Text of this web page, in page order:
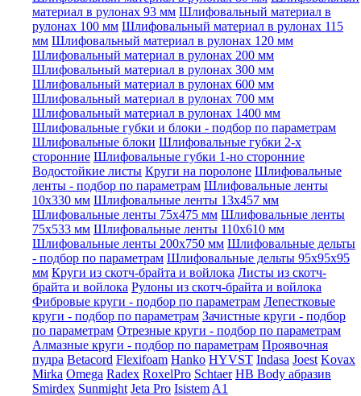
материал в рулонах 93 мм Шлифовальный материал в
рулонах 100 мм Шлифовальный материал в рулонах 115
мм Шлифовальный материал в рулонах 120 мм
Шлифовальный материал в рулонах 200 мм
Шлифовальный материал в рулонах 300 мм
Шлифовальный материал в рулонах 600 мм
Шлифовальный материал в рулонах 700 мм
Шлифовальный материал в рулонах 1400 мм
Шлифовальные губки и блоки - подбор по параметрам
Шлифовальные блоки Шлифовальные губки 2-х
сторонние Шлифовальные губки 1-но сторонние
Водостойкие листы Круги на поролоне Шлифовальные
ленты - подбор по параметрам Шлифовальные ленты
10x330 мм Шлифовальные ленты 13x457 мм
Шлифовальные ленты 75x475 мм Шлифовальные ленты
75x533 мм Шлифовальные ленты 110x610 мм
Шлифовальные ленты 200x750 мм Шлифовальные дельты
- подбор по параметрам Шлифовальные дельты 95x95x95
мм Круги из скотч-брайта и войлока Листы из скотч-
брайта и войлока Рулоны из скотч-брайта и войлока
Фибровые круги - подбор по параметрам Лепестковые
круги - подбор по параметрам Зачистные круги - подбор
по параметрам Отрезные круги - подбор по параметрам
Алмазные круги - подбор по параметрам Проявочная
пудра Betacord Flexifoam Hanko HYVST Indasa Joest Kovax
Mirka Omega Radex RoxelPro Schtaer HB Body абразив
Smirdex Sunmight Jeta Pro Isistem A1